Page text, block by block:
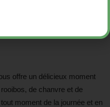
offre un délicieux moment
de chanvre et de
moment de la journée et en